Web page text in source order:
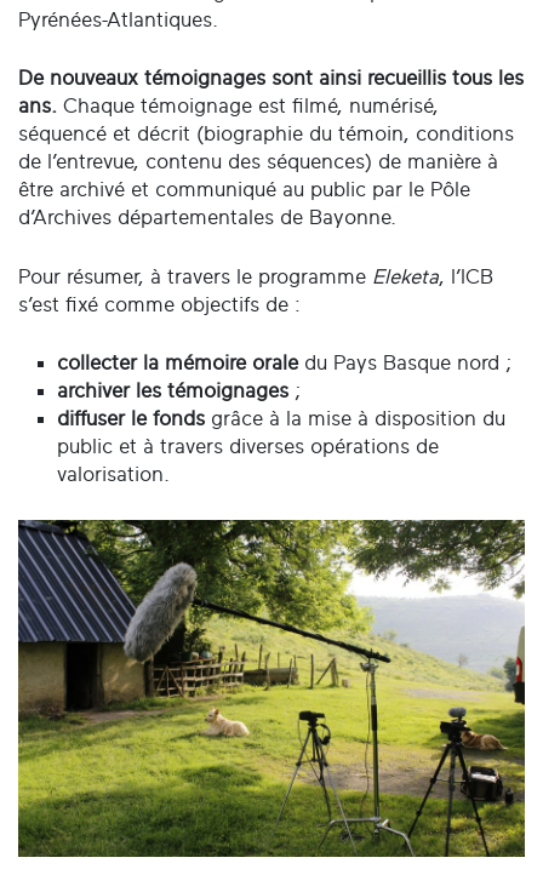
Pyrénées-Atlantiques.
De nouveaux témoignages sont ainsi recueillis tous les
ans. Chaque témoignage est filmé, numérisé,
séquencé et décrit (biographie du témoin, conditions
de l’entrevue, contenu des séquences) de manière à
être archivé et communiqué au public par le Pôle
d’Archives départementales de Bayonne.
Pour résumer, à travers le programme Eleketa, l’ICB
s’est fixé comme objectifs de :
collecter la mémoire oraledu Pays Basque nord ;
archiver les témoignages ;
diffuser le fonds grâce à la mise à disposition du
public et à travers diverses opérations de
valorisation.